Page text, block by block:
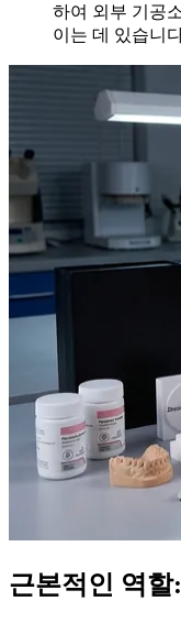
하여 외부 기공
이는 데 있습니
근본적인 역할